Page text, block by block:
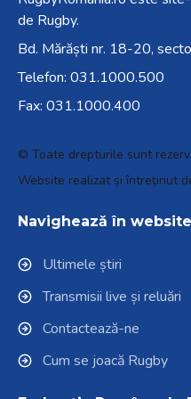
de Rugby.
Bd. Mărăști nr. 18-20,
Telefon: 031.1000.500
Fax: 031.1000.400
© Toate drepturile sunt
Website realizat și întreținut
Navighează în website
Ultimele știri
Transmisii live și reluări
Contactează-ne
Cum se joacă Rugby